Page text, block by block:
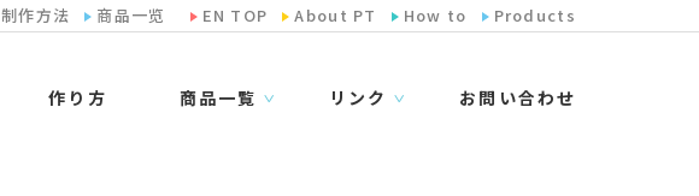
制作方法 商品一览 EN TOP About PT How to Products
作り方 商品一覧 ∨ リンク ∨ お問い合わせ